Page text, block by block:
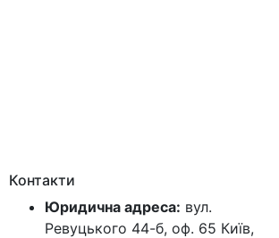
Контакти
Юридична адреса: вул.
Ревуцького 44-б, оф. 65 Київ,